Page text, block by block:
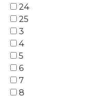
24
25
3
4
5
6
7
8